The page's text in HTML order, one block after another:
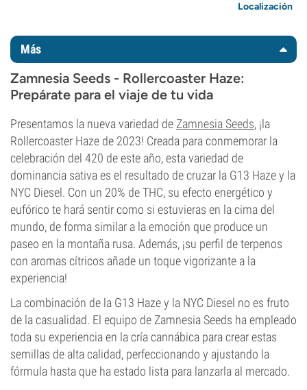
Localización
Más
Zamnesia Seeds - Rollercoaster Haze:
Prepárate para el viaje de tu vida
Presentamos la nueva variedad de Zamnesia Seeds, ¡la
Rollercoaster Haze de 2023! Creada para conmemorar la
celebración del 420 de este año, esta variedad de
dominancia sativa es el resultado de cruzar la G13 Haze y la
NYC Diesel. Con un 20% de THC, su efecto energético y
eufórico te hará sentir como si estuvieras en la cima del
mundo, de forma similar a la emoción que produce un
paseo en la montaña rusa. Además, ¡su perfil de terpenos
con aromas cítricos añade un toque vigorizante a la
experiencia!
La combinación de la G13 Haze y la NYC Diesel no es fruto
de la casualidad. El equipo de Zamnesia Seeds ha empleado
toda su experiencia en la cría cannábica para crear estas
semillas de alta calidad, perfeccionando y ajustando la
fórmula hasta que ha estado lista para lanzarla al mercado.